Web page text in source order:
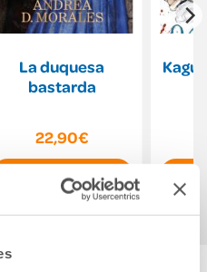
La duquesa
bastarda
22,90€
Comprar